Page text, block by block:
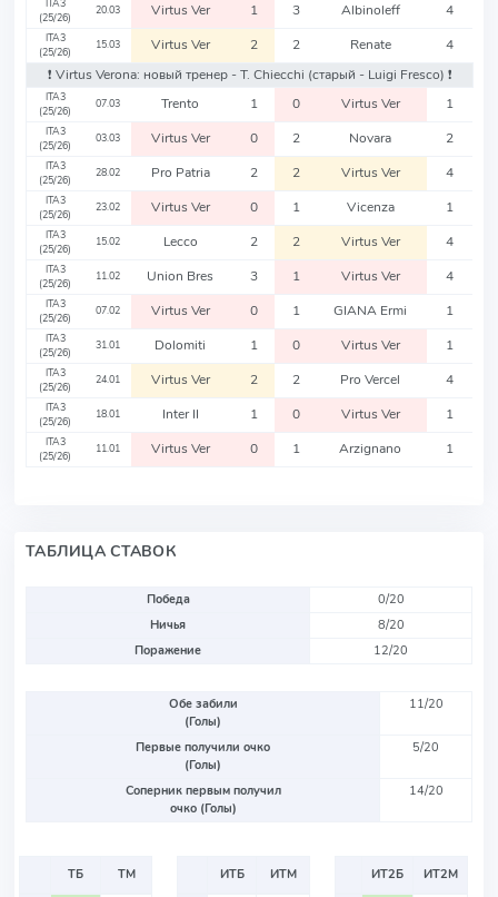
ITA3
(25/26)
20.03 Virtus Ver 1 3 Albinoleff 4
ITA3
(25/26)
15.03 Virtus Ver 2 2 Renate
4
❗️ Virtus Verona: новый тренер - T. Chiecchi (старый - Luigi Fresco) ❗️
ITA3
(25/26)
07.03 Trento 1 0 Virtus Ver 1
ITA3
(25/26)
03.03 Virtus Ver 0 2 Novara 2
ITA3
(25/26)
28.02 Pro Patria 2 2 Virtus Ver 4
ITA3
(25/26)
23.02 Virtus Ver 0 1 Vicenza 1
ITA3
(25/26)
15.02 Lecco 2 2 Virtus Ver 4
ITA3
(25/26)
11.02 Union Bres 3 1 Virtus Ver 4
ITA3
(25/26)
07.02 Virtus Ver 0 1 GIANA Ermi 1
ITA3
(25/26)
31.01 Dolomiti 1 0 Virtus Ver 1
ITA3
(25/26)
24.01 Virtus Ver 2 2 Pro Vercel 4
ITA3
(25/26)
18.01 Inter II 1 0 Virtus Ver 1
ITA3
(25/26)
11.01 Virtus Ver 0 1 Arzignano 1
ТАБЛИЦА СТАВОК
Победа
0/20
Ничья
8/20
Поражение
12/20
Обе забили
(Голы)
11/20
Первые получили очко
(Голы)
5/20
Соперник первым получил
очко (Голы)
14/20
ТБ
ТМ
ИТБ
ИТМ
ИТ2Б
ИТ2М